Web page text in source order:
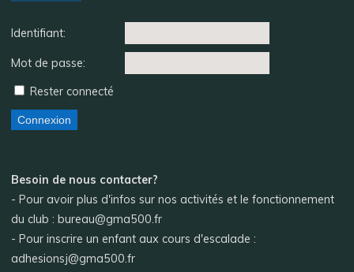
Identifiant:
Mot de passe:
Rester connecté
Connexion
Besoin de nous contacter?
- Pour avoir plus d'infos sur nos activités et le fonctionnement
du club : bureau@gma500.fr
- Pour inscrire un enfant aux cours d'escalade :
adhesionsj@gma500.fr